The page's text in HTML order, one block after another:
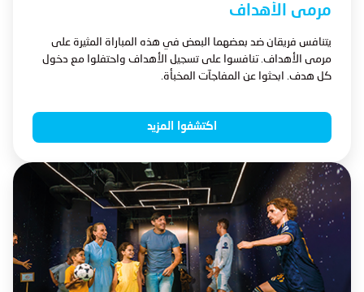
مرمى الأهداف
يتنافس فريقان ضد بعضهما البعض في هذه المباراة المثيرة على
مرمى الأهداف. تنافسوا على تسجيل الأهداف واحتفلوا مع دخول
كل هدف. ابحثوا عن المفاجآت المخبأة.
اكتشفوا المزيد